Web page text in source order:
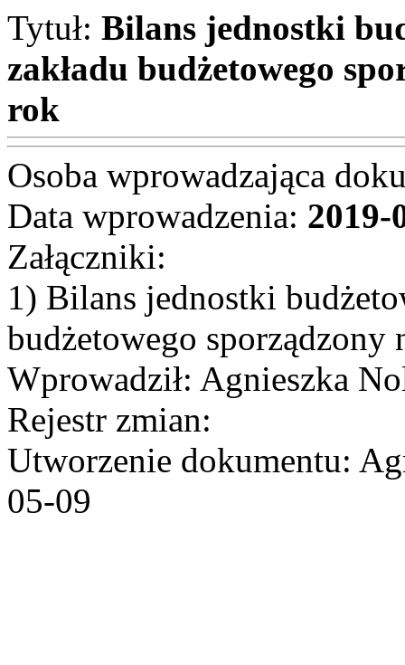
Tytuł: Bilans jednostki
zakładu budżetowego
rok
Osoba wprowadzająca
Data wprowadzenia: 2019-
Załączniki:
1) Bilans jednostki
budżetowego
Wprowadził: Agnieszka
Rejestr zmian:
Utworzenie dokumentu:
05-09